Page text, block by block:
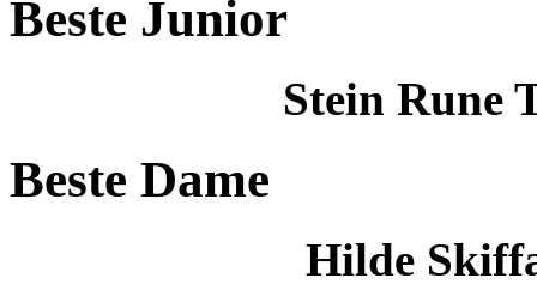
Beste Junior
Stein Rune
Beste Dame
Hilde